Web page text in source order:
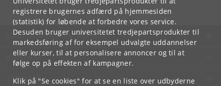
registrere brugernes adfærd på hjemmesiden
(statistik) for løbende at forbedre vores service.
Desuden bruger universitetet tredjepartsprodukter til
markedsføring af for eksempel udvalgte uddannelser
eller kurser, til at personalisere annoncer og til at
følge op på effekten af kampagner.
Klik på "Se cookies" for at se en liste over udbyderne
KØBENHAVNS UNIVERSITET
KONTAKT
SERVICES